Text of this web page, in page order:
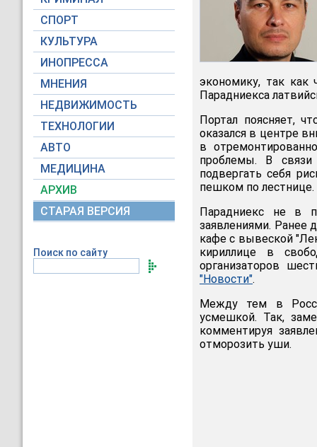
СПОРТ
КУЛЬТУРА
ИНОПРЕССА
МНЕНИЯ
НЕДВИЖИМОСТЬ
ТЕХНОЛОГИИ
АВТО
МЕДИЦИНА
АРХИВ
СТАРАЯ ВЕРСИЯ
Поиск по сайту
экономику, так как
Парадниекса
Портал поясняет,
оказался в центре
в
проблемы. В
подвергать себя
пешком по лестнице.
Парадниекс не в
заявлениями. Ранее
кафе с вывеской
кириллице в
организаторов
"Новости".
Между тем в
усмешкой. Так,
комментируя
отморозить уши.